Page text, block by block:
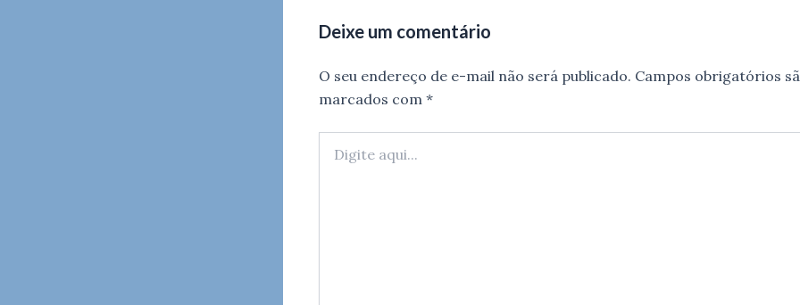
Deixe um comentário
O seu endereço de e-mail não será publicado. Campos obrigatórios
marcados com *
aqui...